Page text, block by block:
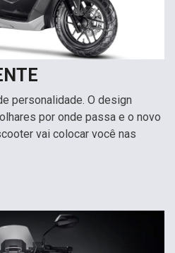
personalidade. O design
por onde passa e o novo
vai colocar você nas